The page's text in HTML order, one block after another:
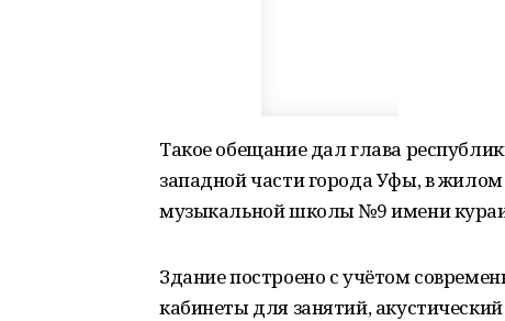
Такое обещание дал глава
западной части города Уфы, в
музыкальной школы №9 имени
Здание построено с учётом
кабинеты для занятий,